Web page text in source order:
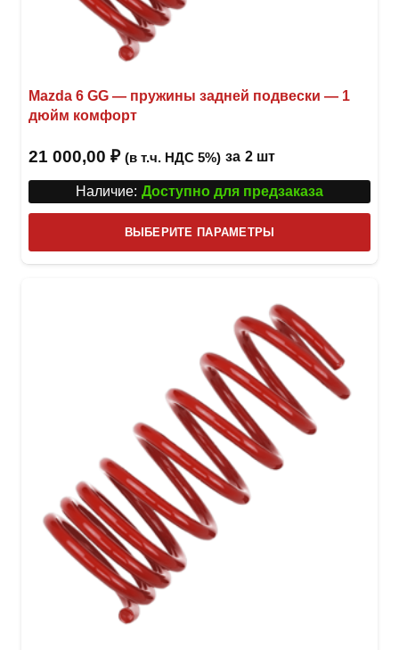
Mazda 6 GG — пружины задней подвески — 1
дюйм комфорт
21 000,00 ₽ (в т.ч. НДС 5%) за 2 шт
Наличие: Доступно для предзаказа
ВЫБЕРИТЕ ПАРАМЕТРЫ
товар